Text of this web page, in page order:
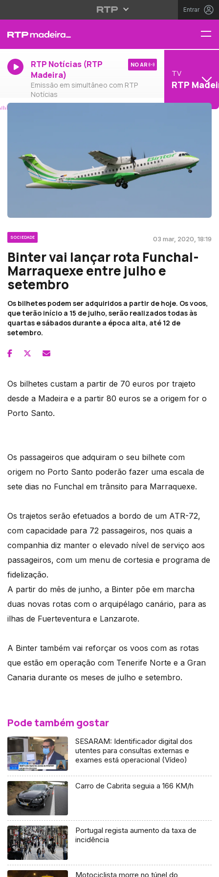
Entrar
RTP Notícias (RTP
Madeira)
Emissão em simultâneo com RTP
Notícias
NO AR
TV
RTP
SOCIEDADE 03 mar, 2020, 18:19
Binter vai lançar rota Funchal-
Marraquexe entre julho e
setembro
Os bilhetes podem ser adquiridos a partir de hoje. Os voos,
que terão início a 15 de julho, serão realizados todas às
quartas e sábados durante a época alta, até 12 de
setembro.
Os bilhetes custam a partir de 70 euros por trajeto
desde a Madeira e a partir 80 euros se a origem for o
Porto Santo.
Os passageiros que adquiram o seu bilhete com
origem no Porto Santo poderão fazer uma escala de
sete dias no Funchal em trânsito para Marraquexe.
Os trajetos serão efetuados a bordo de um ATR-72,
com capacidade para 72 passageiros, nos quais a
companhia diz manter o elevado nível de serviço aos
passageiros, com um menu de cortesia e programa de
fidelização.
A partir do mês de junho, a Binter põe em marcha
duas novas rotas com o arquipélago canário, para as
ilhas de Fuerteventura e Lanzarote.
A Binter também vai reforçar os voos com as rotas
que estão em operação com Tenerife Norte e a Gran
Canaria durante os meses de julho e setembro.
Pode também gostar
SESARAM: Identificador digital dos
utentes para consultas externas e
exames está operacional (Vídeo)
Carro de Cabrita seguia a 166 KM/h
Portugal regista aumento da taxa de
incidência
Motociclista morre no túnel do